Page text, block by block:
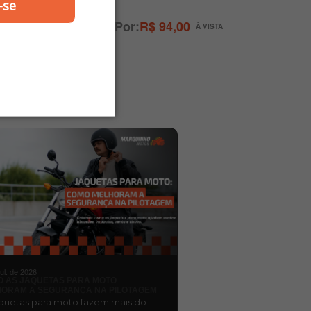
R$ 94,00
de 2026
para moto fazem mais do